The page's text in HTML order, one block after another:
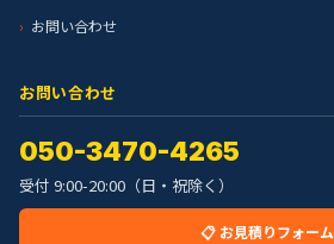
お問い合わせ
お問い合わせ
050-3470-4265
受付 9:00-20:00（日・祝除く）
📋 お見積りフォーム